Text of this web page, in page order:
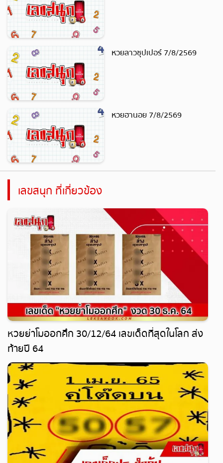
หวยลาวซุปเปอร์ 7/8/2569
หวยฮานอย 7/8/2569
เลขสนุก ที่เกี่ยวข้อง
หวยย่าโมออกศึก 30/12/64 เลขเด็ดที่สุดในโลก ส่ง
ท้ายปี 64